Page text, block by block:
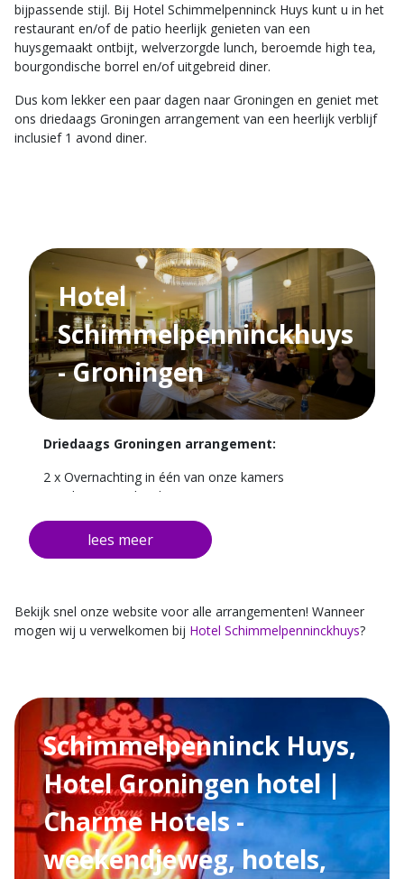
bijpassende stijl. Bij Hotel Schimmelpenninck Huys kunt u in het
restaurant en/of de patio heerlijk genieten van een
huysgemaakt ontbijt, welverzorgde lunch, beroemde high tea,
bourgondische borrel en/of uitgebreid diner.
Dus kom lekker een paar dagen naar Groningen en geniet met
ons driedaags Groningen arrangement van een heerlijk verblijf
inclusief 1 avond diner.
Hotel
Schimmelpenninckhuys
- Groningen
Driedaags Groningen arrangement:
2 x Overnachting in één van onze kamers
1 x Plate special in de Brasserie
Vanaf € 239,- per verblijf obv 2 personen
Bekijk snel onze website voor alle arrangementen! Wanneer
mogen wij u verwelkomen bij Hotel Schimmelpenninckhuys?
Schimmelpenninck Huys,
Hotel Groningen hotel |
Charme Hotels -
weekendjeweg, hotels,